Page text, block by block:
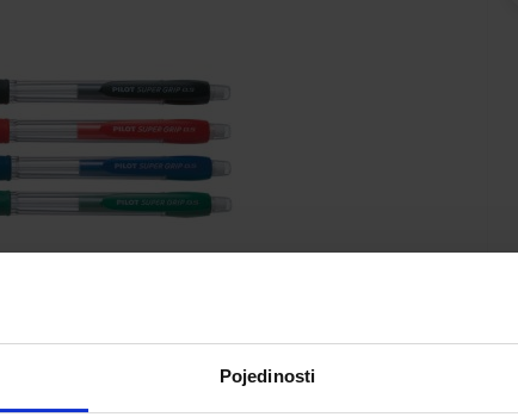
Pojedinosti